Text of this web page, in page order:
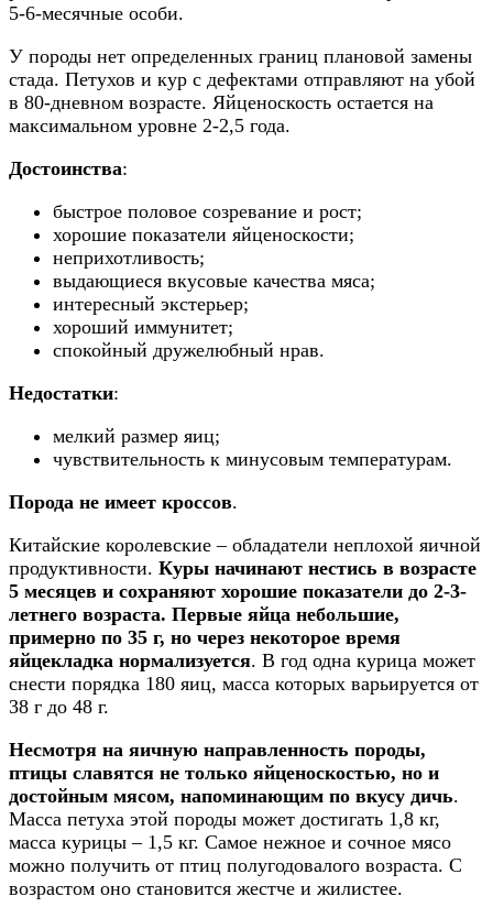
5-6-месячные особи.
У породы нет определенных границ плановой замены
стада. Петухов и кур с дефектами отправляют на убой
в 80-дневном возрасте. Яйценоскость остается на
максимальном уровне 2-2,5 года.
Достоинства:
быстрое половое созревание и рост;
хорошие показатели яйценоскости;
неприхотливость;
выдающиеся вкусовые качества мяса;
интересный экстерьер;
хороший иммунитет;
спокойный дружелюбный нрав.
Недостатки:
мелкий размер яиц;
чувствительность к минусовым температурам.
Порода не имеет кроссов.
Китайские королевские – обладатели неплохой яичной
продуктивности. Куры начинают нестись в возрасте
5 месяцев и сохраняют хорошие показатели до 2-3-
летнего возраста. Первые яйца небольшие,
примерно по 35 г, но через некоторое время
яйцекладка нормализуется. В год одна курица может
снести порядка 180 яиц, масса которых варьируется от
38 г до 48 г.
Несмотря на яичную направленность породы,
птицы славятся не только яйценоскостью, но и
достойным мясом, напоминающим по вкусу дичь.
Масса петуха этой породы может достигать 1,8 кг,
масса курицы – 1,5 кг. Самое нежное и сочное мясо
можно получить от птиц полугодовалого возраста. С
возрастом оно становится жестче и жилистее.